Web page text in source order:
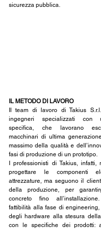
sicurezza pubblica.
IL METODO DI LAVORO
Il team di lavoro di Takius
ingegneri specializzati con
specifica, che lavorano
macchinari di ultima
massimo della qualità e
fasi di produzione di un prototipo.
I professionisti di Takius,
progettare le componenti
attrezzature, ma seguono il
della produzione, per
concreto fino
fattibilità alla fase di
degli hardware alla stesura
con le specifiche dei prodotti: